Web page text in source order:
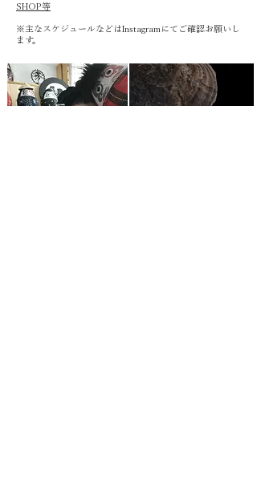
SHOP等
※主なスケジュールなどはInstagramにてご確認お願いし
ます。